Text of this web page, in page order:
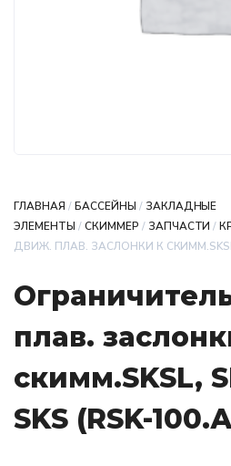
ГЛАВНАЯ /БАССЕЙНЫ / ЗАКЛАДНЫЕ
ЭЛЕМЕНТЫ /СКИММЕР / ЗАПЧАСТИ /
ДВИЖ. ПЛАВ. ЗАСЛОНКИ К СКИММ.SKSL,
плав.
скимм.SKSL,
SKS (RSK-